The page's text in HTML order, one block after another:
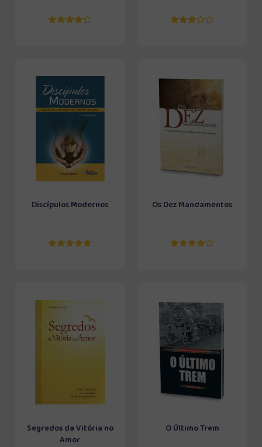
Discípulos Modernos Os Dez Mandamentos
Segredos da Vitória no
Amor
O Último Trem